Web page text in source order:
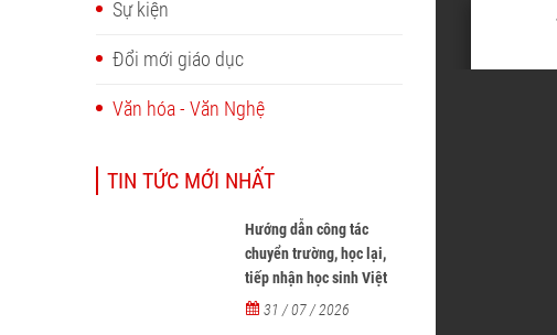
Sự kiện
Đổi mới giáo dục
Văn hóa - Văn Nghệ
TIN TỨC MỚI NHẤT
Hướng dẫn công tác
chuyển trường, học lại,
tiếp nhận học sinh Việt
Nam về nước, tiếp nhận
31 / 07 / 2026